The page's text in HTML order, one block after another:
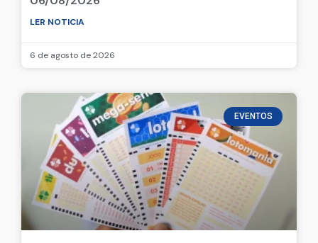
LER NOTICIA
6 de agosto de 2026
EVENTOS